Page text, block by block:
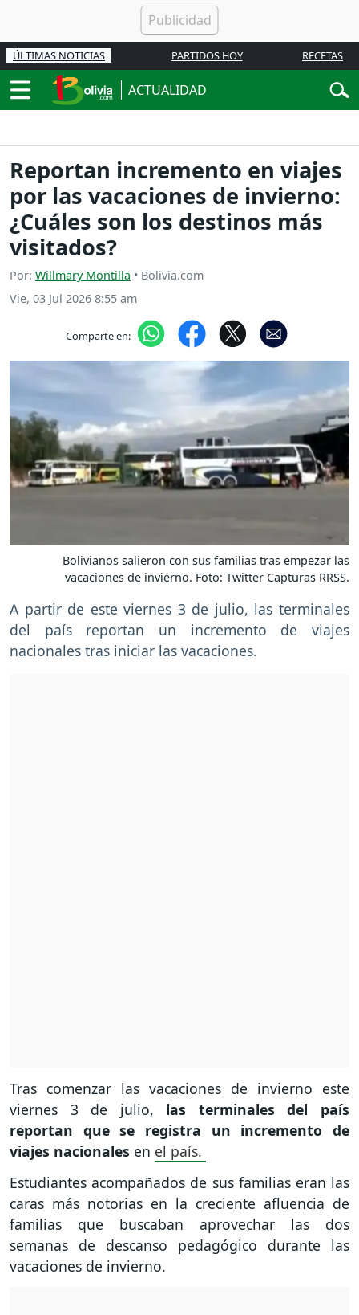
ÚLTIMAS NOTICIAS PARTIDOS HOY RECETAS
ACTUALIDAD
Reportan incremento en viajes
por las vacaciones de invierno:
¿Cuáles son los destinos más
visitados?
Por: Willmary Montilla • Bolivia.com
Vie, 03 Jul 2026 8:55 am
Comparte en:
Bolivianos salieron con sus familias tras empezar las
vacaciones de invierno. Foto: Twitter Capturas RRSS.
A partir de este viernes 3 de julio, las terminales
del país reportan un incremento de viajes
nacionales tras iniciar las vacaciones.
Tras comenzar las vacaciones de invierno este
viernes 3 de julio, las terminales del país
reportan que se registra un incremento de
viajes nacionales en el país.
Estudiantes acompañados de sus familias eran las
caras más notorias en la creciente afluencia de
familias que buscaban aprovechar las dos
semanas de descanso pedagógico durante las
vacaciones de invierno.